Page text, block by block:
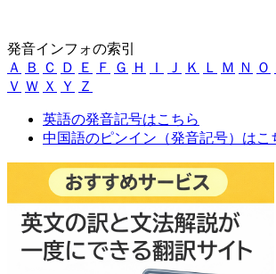
発音インフォの索引
Ａ
Ｂ Ｃ Ｄ Ｅ Ｆ Ｇ Ｈ Ｉ Ｊ Ｋ Ｌ Ｍ Ｎ Ｏ
Ｖ Ｗ Ｘ Ｙ Ｚ
英語の発音記号はこちら
中国語のピンイン（発音記号）はこ